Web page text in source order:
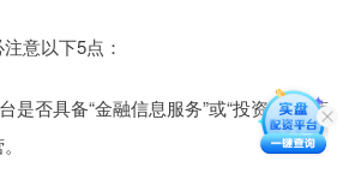
意以下5点：
是否具备“金融信息服务”或“投资咨询”营